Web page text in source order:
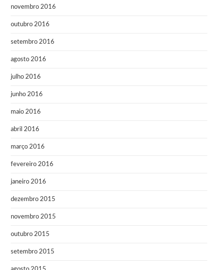
novembro 2016
outubro 2016
setembro 2016
agosto 2016
julho 2016
junho 2016
maio 2016
abril 2016
março 2016
fevereiro 2016
janeiro 2016
dezembro 2015
novembro 2015
outubro 2015
setembro 2015